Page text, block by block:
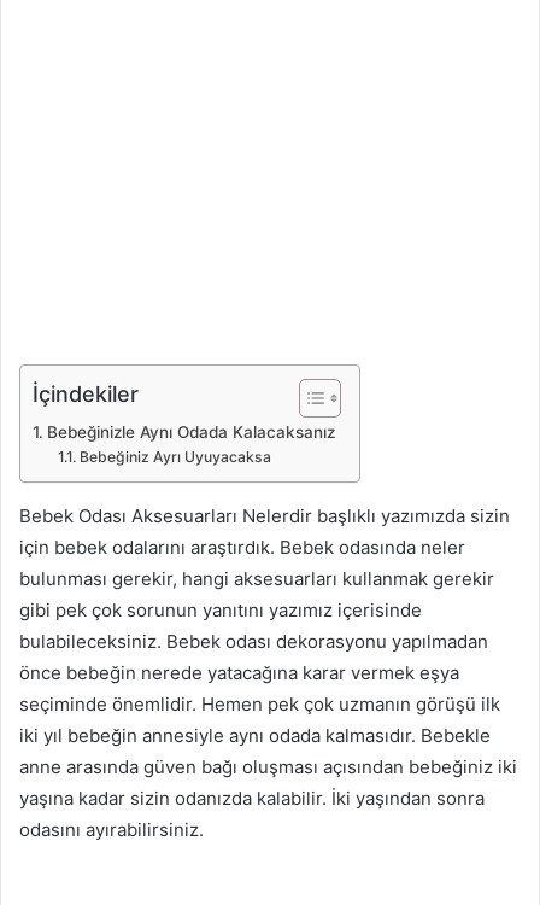
İçindekiler
Bebeğinizle Aynı Odada Kalacaksanız
Bebeğiniz Ayrı Uyuyacaksa
Bebek Odası Aksesuarları Nelerdir başlıklı yazımızda sizin
için bebek odalarını araştırdık. Bebek odasında neler
bulunması gerekir, hangi aksesuarları kullanmak gerekir
gibi pek çok sorunun yanıtını yazımız içerisinde
bulabileceksiniz. Bebek odası dekorasyonu yapılmadan
önce bebeğin nerede yatacağına karar vermek eşya
seçiminde önemlidir. Hemen pek çok uzmanın görüşü ilk
iki yıl bebeğin annesiyle aynı odada kalmasıdır. Bebekle
anne arasında güven bağı oluşması açısından bebeğiniz iki
yaşına kadar sizin odanızda kalabilir. İki yaşından sonra
odasını ayırabilirsiniz.